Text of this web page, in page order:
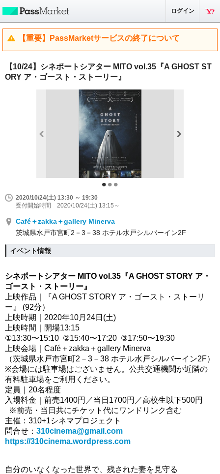
ログイン
【重要】PassMarketサービスの終了について
【10/24】シネポートシアター MITO vol.35『A GHOST ST
ORY ア・ゴースト・ストーリー』
2020/10/24(土) 13:30 ～ 19:30
受付開始時間 2020/10/24(土) 13:15～
Café＋zakka＋gallery Minerva
茨城県水戸市宮町2－3－38 ホテル水戸シルバーイン2F
イベント情報
シネポートシアター MITO vol.35 『A GHOST STORY ア・
ゴースト・ストーリー 』
上映作品｜『A GHOST STORY ア・ゴースト・ストーリ
ー』 (92分）
上映時期｜2020年10月24日(土)
上映時間｜開場13:15
①13:30〜15:10  ②15:40〜17:20  ③17:50〜19:30
上映会場｜Café＋zakka＋gallery Minerva
（茨城県水戸市宮町2－3－38 ホテル水戸シルバーイン2F）
※会場には駐車場はございません。公共交通機関か近隣の
有料駐車場をご利用ください。
定員｜20名程度
入場料金｜前売1400円／当日1700円／高校生以下500円
  ※前売・当日共にチケット代にワンドリンク含む
主催：310+1シネマプロジェクト
問合せ： 310cinema@gmail.com
https://310cinema.wordpress.com
自分のいなくなった世界で、残された妻を見守る